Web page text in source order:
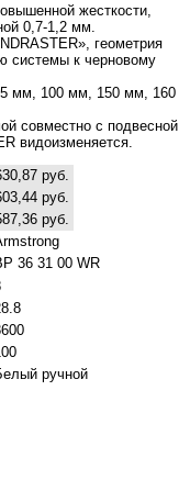
жесткости,
0,7-1,2 мм.
геометрия
системы к черновому
мм, 100 мм, 150 мм, 160
совместно с подвесной
видоизменяется.
руб.
руб.
руб.
36 31 00 WR
ручной